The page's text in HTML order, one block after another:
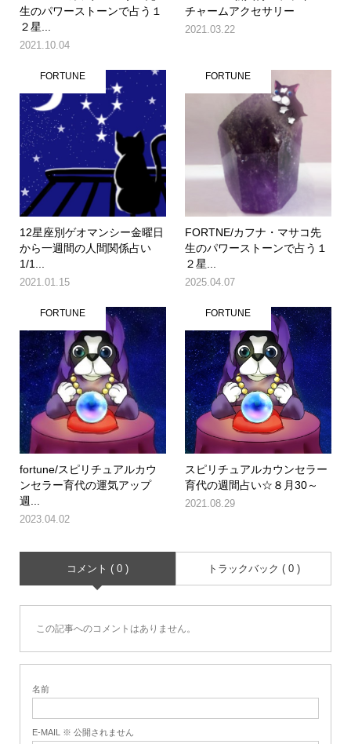
生のパワーストーンで占う１
２星...
2021.10.04
チャームアクセサリー
2021.03.22
FORTUNE
12星座別ゲオマンシー金曜日
から一週間の人間関係占い
1/1...
2021.01.15
FORTUNE
FORTNE/カフナ・マサコ先
生のパワーストーンで占う１
２星...
2025.04.07
FORTUNE
fortune/スピリチュアルカウ
ンセラー育代の運気アップ
週...
2023.04.02
FORTUNE
スピリチュアルカウンセラー
育代の週間占い☆８月30～
2021.08.29
コメント ( 0 ) トラックバック ( 0 )
この記事へのコメントはありません。
名前
E-MAIL ※ 公開されません